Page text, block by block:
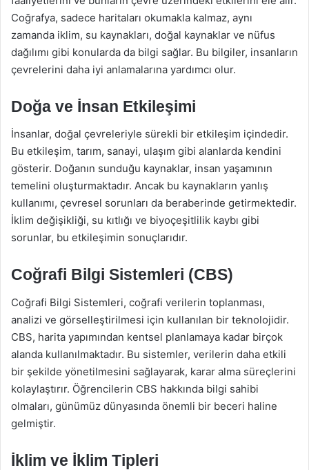
Coğrafya, sadece haritaları okumakla kalmaz, aynı
zamanda iklim, su kaynakları, doğal kaynaklar ve nüfus
dağılımı gibi konularda da bilgi sağlar. Bu bilgiler, insanların
çevrelerini daha iyi anlamalarına yardımcı olur.
Doğa ve İnsan Etkileşimi
İnsanlar, doğal çevreleriyle sürekli bir etkileşim içindedir.
Bu etkileşim, tarım, sanayi, ulaşım gibi alanlarda kendini
gösterir. Doğanın sunduğu kaynaklar, insan yaşamının
temelini oluşturmaktadır. Ancak bu kaynakların yanlış
kullanımı, çevresel sorunları da beraberinde getirmektedir.
İklim değişikliği, su kıtlığı ve biyoçeşitlilik kaybı gibi
sorunlar, bu etkileşimin sonuçlarıdır.
Coğrafi Bilgi Sistemleri (CBS)
Coğrafi Bilgi Sistemleri, coğrafi verilerin toplanması,
analizi ve görselleştirilmesi için kullanılan bir teknolojidir.
CBS, harita yapımından kentsel planlamaya kadar birçok
alanda kullanılmaktadır. Bu sistemler, verilerin daha etkili
bir şekilde yönetilmesini sağlayarak, karar alma süreçlerini
kolaylaştırır. Öğrencilerin CBS hakkında bilgi sahibi
olmaları, günümüz dünyasında önemli bir beceri haline
gelmiştir.
İklim ve İklim Tipleri